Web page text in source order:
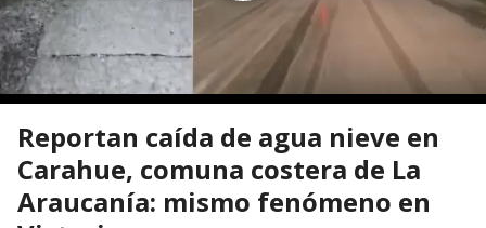
Reportan caída de agua nieve en
Carahue, comuna costera de La
Araucanía: mismo fenómeno en